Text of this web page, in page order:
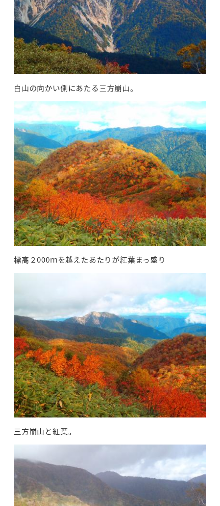
白山の向かい側にあたる三方崩山。
標高２000ｍを越えたあたりが紅葉まっ盛り
三方崩山と紅葉。